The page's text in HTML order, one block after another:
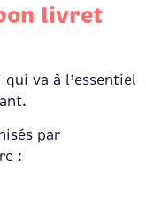
livret
qui va à l’essentiel
par
: